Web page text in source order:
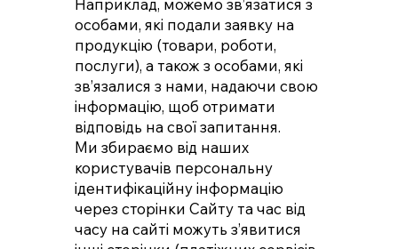
Наприклад, можемо зв’язатися з
особами, які подали заявку на
продукцію (товари, роботи,
послуги), а також з особами, які
зв’язалися з нами, надаючи свою
інформацію, щоб отримати
відповідь на свої запитання.
Ми збираємо від наших
користувачів персональну
ідентифікаційну інформацію
через сторінки Сайту та час від
часу на сайті можуть з’явитися